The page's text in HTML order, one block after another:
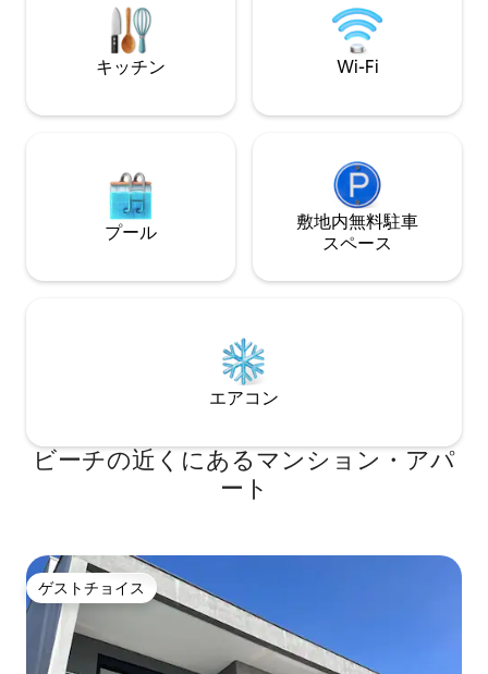
とカントグランデビーチから200メートル
の場所にあります。皆様をお待ちしてお
メリカンバーベキ
ィニティエッジの
キッチン Wi-Fi
プール
敷地内無料駐⁠車
ス⁠ペ⁠ー⁠ス
エアコン
ビーチの近くにあるマンション・アパ
ート
ゲストチョイス
ゲストチョイス